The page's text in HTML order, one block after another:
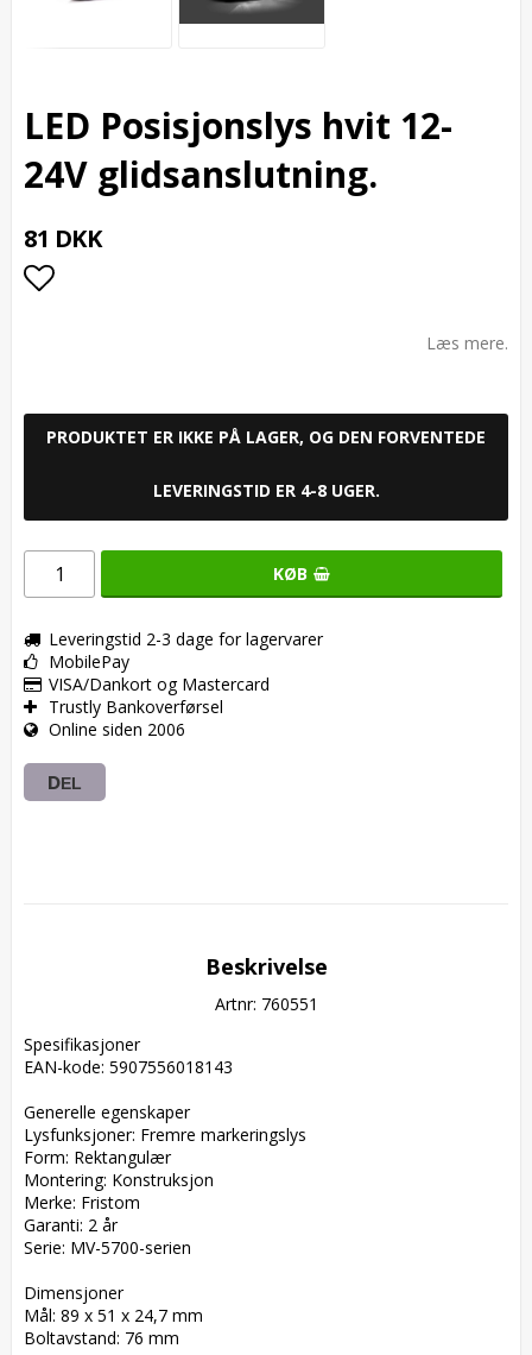
LED Posisjonslys hvit 12-
24V glidsanslutning.
81 DKK
Læs mere.
PRODUKTET ER IKKE PÅ LAGER, OG DEN FORVENTEDE
LEVERINGSTID ER 4-8 UGER.
KØB
Leveringstid 2-3 dage for lagervarer
MobilePay
VISA/Dankort og Mastercard
Trustly Bankoverførsel
Online siden 2006
DEL
Beskrivelse
Artnr: 760551
Spesifikasjoner
EAN-kode: 5907556018143
Generelle egenskaper
Lysfunksjoner: Fremre markeringslys
Form: Rektangulær
Montering: Konstruksjon
Merke: Fristom
Garanti: 2 år
Serie: MV-5700-serien
Dimensjoner
Mål: 89 x 51 x 24,7 mm
Boltavstand: 76 mm